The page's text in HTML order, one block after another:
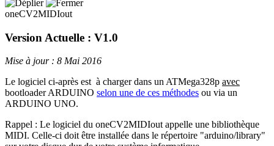
oneCV2MIDIout
Version Actuelle : V1.0
Mise à jour : 8 Mai 2016
Le logiciel ci-après est à charger dans un ATMega328p avec
bootloader ARDUINO selon une de ces méthodes ou via un
ARDUINO UNO.
Rappel : Le logiciel du oneCV2MIDIout appelle une bibliothèque
MIDI. Celle-ci doit être installée dans le répertoire "arduino/library"